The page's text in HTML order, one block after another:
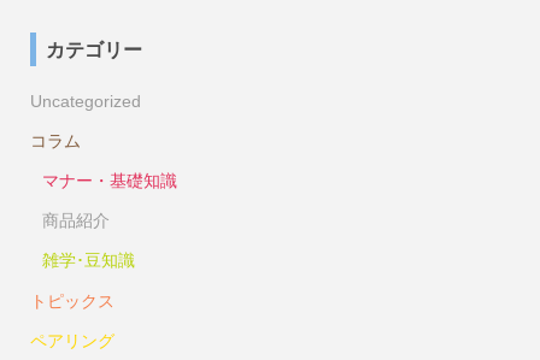
カテゴリー
Uncategorized
コラム
マナー・基礎知識
商品紹介
雑学･豆知識
トピックス
ペアリング